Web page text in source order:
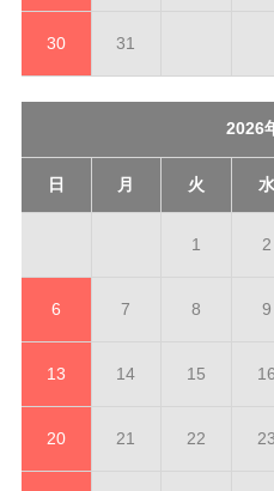
30 31
2026
日 月 火 水
1 2
6 7 8 9
13 14 15 16
20 21 22 23